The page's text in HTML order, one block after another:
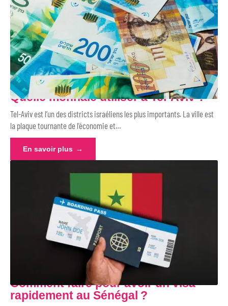
Quelle monnaie utiliser à Tel-Aviv ?
Tel-Aviv est l’un des districts israéliens les plus importants. La ville est
la plaque tournante de l’économie et…
En savoir plus
Comment faire pour avoir un visa
rapidement au Sénégal ?